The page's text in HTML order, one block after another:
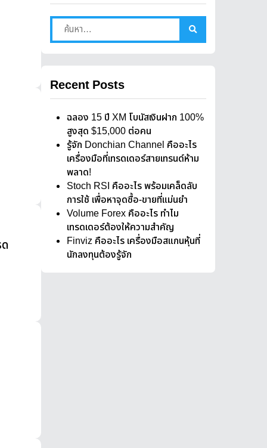
Recent Posts
ฉลอง 15 ปี XM โบนัสเงินฝาก 100%
สูงสุด $15,000 ต่อคน
รู้จัก Donchian Channel คืออะไร
เครื่องมือที่เทรดเดอร์สายเทรนด์ห้าม
พลาด!
Stoch RSI คืออะไร พร้อมเคล็ดลับ
การใช้ เพื่อหาจุดซื้อ-ขายที่แม่นยำ
Volume Forex คืออะไร ทำไม
เทรดเดอร์ต้องให้ความสำคัญ
Finviz คืออะไร เครื่องมือสแกนหุ้นที่
นักลงทุนต้องรู้จัก